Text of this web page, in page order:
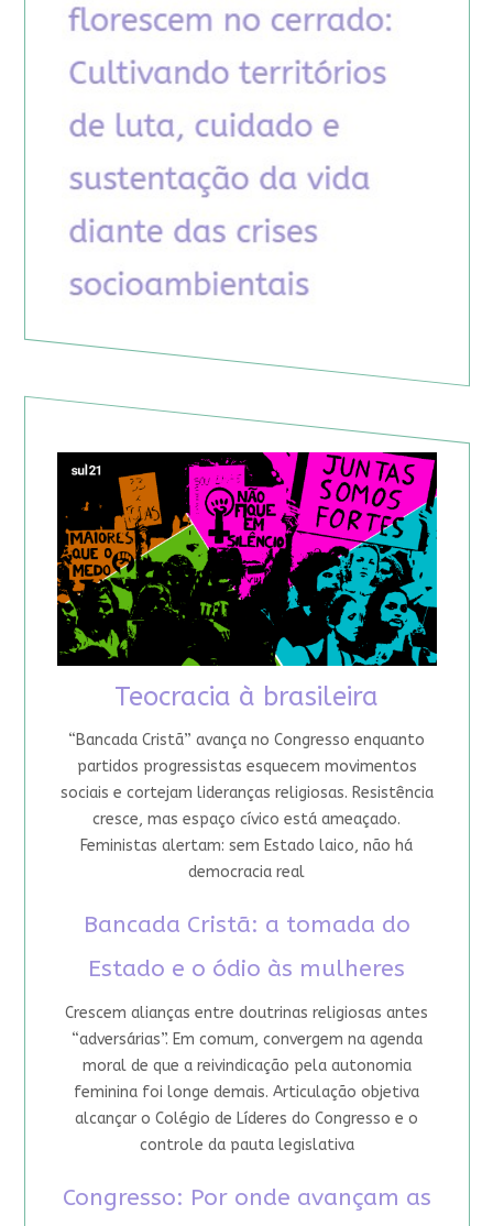
Teocracia à brasileira
“Bancada Cristã” avança no Congresso enquanto
partidos progressistas esquecem movimentos
sociais e cortejam lideranças religiosas. Resistência
cresce, mas espaço cívico está ameaçado.
Feministas alertam: sem Estado laico, não há
democracia real
Bancada Cristã: a tomada do
Estado e o ódio às mulheres
Crescem alianças entre doutrinas religiosas antes
“adversárias”. Em comum, convergem na agenda
moral de que a reivindicação pela autonomia
feminina foi longe demais. Articulação objetiva
alcançar o Colégio de Líderes do Congresso e o
controle da pauta legislativa
Congresso: Por onde avançam as